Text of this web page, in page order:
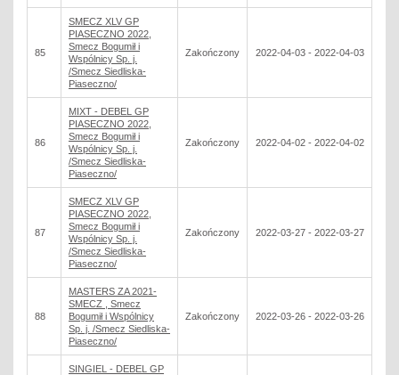
85
SMECZ XLV GP
PIASECZNO 2022,
Smecz Bogumił i
Wspólnicy Sp. j.
/Smecz Siedliska-
Piaseczno/
Zakończony 2022-04-03 - 2022-04-03
86
MIXT - DEBEL GP
PIASECZNO 2022,
Smecz Bogumił i
Wspólnicy Sp. j.
/Smecz Siedliska-
Piaseczno/
Zakończony 2022-04-02 - 2022-04-02
87
SMECZ XLV GP
PIASECZNO 2022,
Smecz Bogumił i
Wspólnicy Sp. j.
/Smecz Siedliska-
Piaseczno/
Zakończony 2022-03-27 - 2022-03-27
88
MASTERS ZA 2021-
SMECZ , Smecz
Bogumił i Wspólnicy
Sp. j. /Smecz Siedliska-
Piaseczno/
Zakończony 2022-03-26 - 2022-03-26
SINGIEL - DEBEL GP